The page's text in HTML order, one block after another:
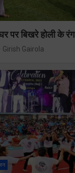
पर बिखरे होली के रंग
Girish Gairola